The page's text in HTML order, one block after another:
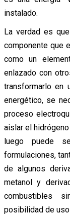
instalado.
La verdad es
componente que
como un
enlazado con
transformarlo en
energético, se
proceso
aislar el
luego puede
formulaciones,
de algunos
metanol y
combustibles
posibilidad de